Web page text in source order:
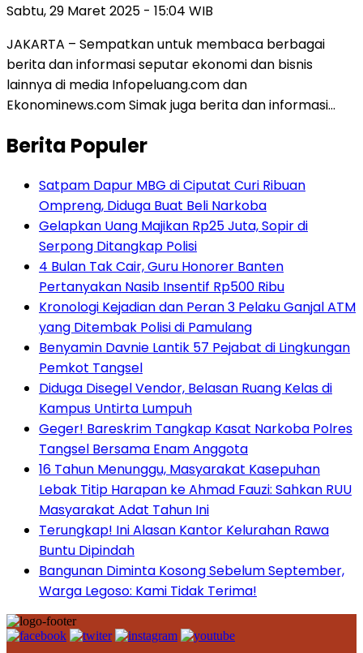
Sabtu, 29 Maret 2025 - 15:04 WIB
JAKARTA – Sempatkan untuk membaca berbagai
berita dan informasi seputar ekonomi dan bisnis
lainnya di media Infopeluang.com dan
Ekonominews.com Simak juga berita dan informasi…
Berita Populer
Satpam Dapur MBG di Ciputat Curi Ribuan
Ompreng, Diduga Buat Beli Narkoba
Gelapkan Uang Majikan Rp25 Juta, Sopir di
Serpong Ditangkap Polisi
4 Bulan Tak Cair, Guru Honorer Banten
Pertanyakan Nasib Insentif Rp500 Ribu
Kronologi Kejadian dan Peran 3 Pelaku Ganjal ATM
yang Ditembak Polisi di Pamulang
Benyamin Davnie Lantik 57 Pejabat di Lingkungan
Pemkot Tangsel
Diduga Disegel Vendor, Belasan Ruang Kelas di
Kampus Untirta Lumpuh
Geger! Bareskrim Tangkap Kasat Narkoba Polres
Tangsel Bersama Enam Anggota
16 Tahun Menunggu, Masyarakat Kasepuhan
Lebak Titip Harapan ke Ahmad Fauzi: Sahkan RUU
Masyarakat Adat Tahun Ini
Terungkap! Ini Alasan Kantor Kelurahan Rawa
Buntu Dipindah
Bangunan Diminta Kosong Sebelum September,
Warga Legoso: Kami Tidak Terima!